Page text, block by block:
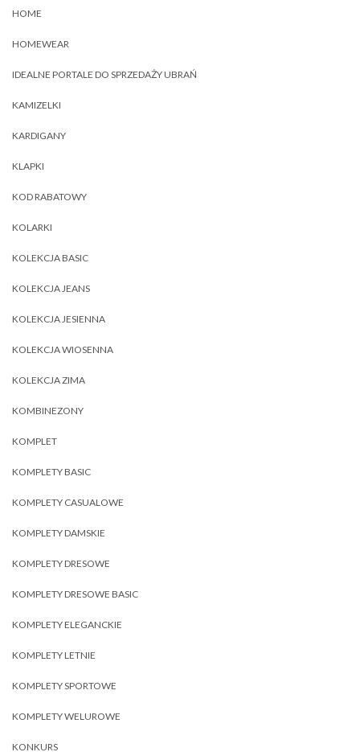
HOME
HOMEWEAR
IDEALNE PORTALE DO SPRZEDAŻY UBRAŃ
KAMIZELKI
KARDIGANY
KLAPKI
KOD RABATOWY
KOLARKI
KOLEKCJA BASIC
KOLEKCJA JEANS
KOLEKCJA JESIENNA
KOLEKCJA WIOSENNA
KOLEKCJA ZIMA
KOMBINEZONY
KOMPLET
KOMPLETY BASIC
KOMPLETY CASUALOWE
KOMPLETY DAMSKIE
KOMPLETY DRESOWE
KOMPLETY DRESOWE BASIC
KOMPLETY ELEGANCKIE
KOMPLETY LETNIE
KOMPLETY SPORTOWE
KOMPLETY WELUROWE
KONKURS